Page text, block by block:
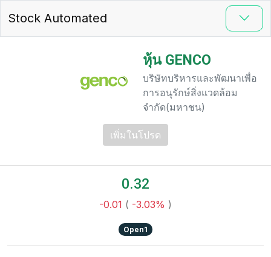
Stock Automated
หุ้น GENCO
บริษัทบริหารและพัฒนาเพื่อ
การอนุรักษ์สิ่งแวดล้อม
จำกัด(มหาชน)
เพิ่มในโปรด
0.32
-0.01 ( -3.03% )
Open1